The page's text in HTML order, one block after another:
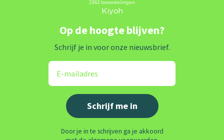
Op de hoogte blijven?
Schrijf je in voor onze nieuwsbrief.
Door je in te schrijven ga je akkoord